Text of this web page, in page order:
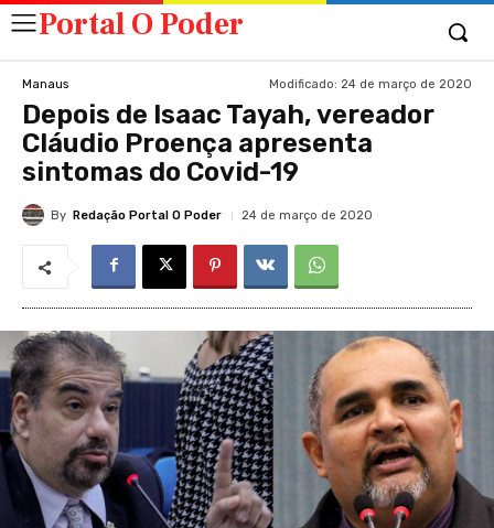
Portal O Poder
Manaus Modificado: 24 de março de 2020
Depois de Isaac Tayah, vereador
Cláudio Proença apresenta
sintomas do Covid-19
By Redação Portal O Poder 24 de março de 2020